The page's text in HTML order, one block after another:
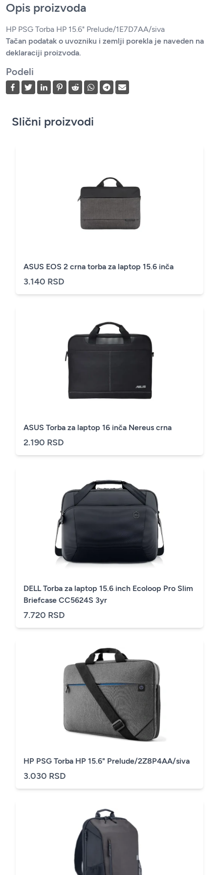
Opis proizvoda
HP PSG Torba HP 15.6" Prelude/1E7D7AA/siva
Tačan podatak o uvozniku i zemlji porekla je naveden na
deklaraciji proizvoda.
Podeli
Slični proizvodi
ASUS EOS 2 crna torba za laptop 15.6 inča
3.140 RSD
ASUS Torba za laptop 16 inča Nereus crna
2.190 RSD
DELL Torba za laptop 15.6 inch Ecoloop Pro Slim
Briefcase CC5624S 3yr
7.720 RSD
HP PSG Torba HP 15.6" Prelude/2Z8P4AA/siva
3.030 RSD